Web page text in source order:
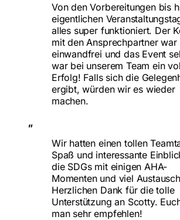
Von den Vorbereitungen bis
eigentlichen
alles super funktioniert. Der
mit den Ansprechpartner war
einwandfrei und das Event
war bei unserem Team ein
Erfolg! Falls sich die
ergibt, würden wir es wieder
machen.
„
Wir hatten einen tollen
Spaß und interessante
die SDGs mit einigen AHA-
Momenten und viel
Herzlichen Dank für die tolle
Unterstützung an Scotty.
man sehr empfehlen!